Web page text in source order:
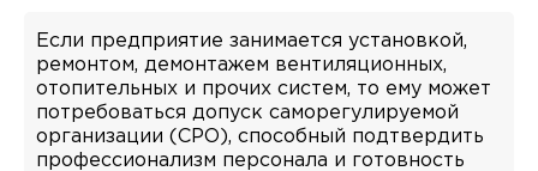
Если предприятие занимается установкой,
ремонтом, демонтажем вентиляционных,
отопительных и прочих систем, то ему может
потребоваться допуск саморегулируемой
организации (СРО), способный подтвердить
профессионализм персонала и готовность